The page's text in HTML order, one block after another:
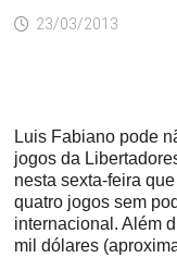
23/03/2013
Luis Fabiano pode
jogos da
nesta sexta-feira
quatro jogos sem
internacional. Além
mil dólares